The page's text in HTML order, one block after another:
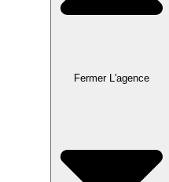
Fermer L'agence